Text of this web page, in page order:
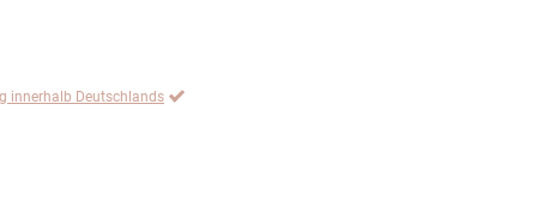
innerhalb Deutschlands